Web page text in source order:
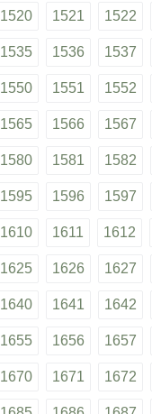
1520 1521 1522
1535 1536 1537
1550 1551 1552
1565 1566 1567
1580 1581 1582
1595 1596 1597
1610 1611 1612
1625 1626 1627
1640 1641 1642
1655 1656 1657
1670 1671 1672